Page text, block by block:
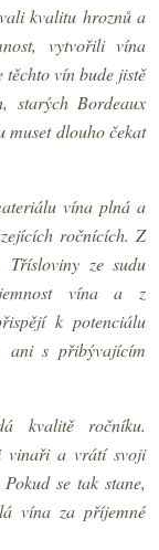
kvalitu hroznů a
vytvořili vína
vín bude jistě
starých Bordeaux
muset dlouho čekat
vína plná a
ročnících. Z
Třísloviny ze sudu
vína a z
k potenciálu
ani s přibývajícím
kvalitě ročníku.
vinaři a vrátí svoji
se tak stane,
vína za příjemné